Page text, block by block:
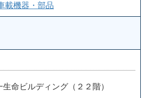
載機器・部品
命ビルディング（２２階）